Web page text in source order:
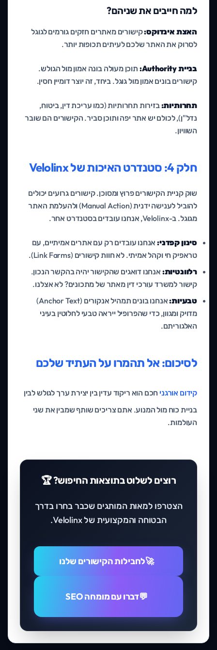
למה חייבים את שניהם?
האצת אינדוקס:קישורים מאתרים חזקים גורמים לגוגל
לסרוק את האתר שלכם לעיתים תכופות יותר.
בניית Authority:
תוכן מעולה בונה אמון מול הגולש.
קישורים בונים אמון מול גוגל. ביחד, זה יוצר דומיין חסין.
תחרותיות:בזירות תחרותיות (כמו עריכת דין, ביטוח,
נדל"ן), לכולם יש אתר יפה ותוכן סביר. הקישורים הם שובר
השוויון.
חלק 4: סטנדרט האיכות של Velolinx
שוק קניית הקישורים פרוץ ומסוכן. קישורים גרועים יכולים
להוביל לענישה ידנית (Manual Action) ולהעלמת האתר
מגוגל. ב-Velolinx, אנחנו עובדים בסטנדרט אחר.
סינון קפדני:אנחנו עובדים רק עם אתרים אמיתיים, עם
טראפיק חי וקהל אמיתי. לא חוות קישורים (Link Farms).
רלוונטיות: אנחנו דואגים שהקישור יהיה בהקשר הנכון.
קישור למשרד עורכי דין מאתר של מתכונים? לא אצלנו.
טבעיות:
אנחנו בונים תמהיל אנקורים (Anchor Text)
מדויק ומגוון, כדי שהפרופיל ייראה טבעי לחלוטין בעיני
האלגוריתם.
לסיכום: אל תהמרו על העתיד שלכם
קידום אורגני חכם הוא ריקוד עדין בין יצירת ערך לגולש לבין
בניית כוח מול המנוע. אתם צריכים שותף שמבין את שני
העולמות.
רוצים לשלוט בתוצאות החיפוש? 🏆
הצטרפו למאות המותגים שכבר בחרו בדרך
הבטוחה והמקצועית של Velolinx.
🚀לחבילות הקישורים שלנו
💬דברו עם מומחה SEO